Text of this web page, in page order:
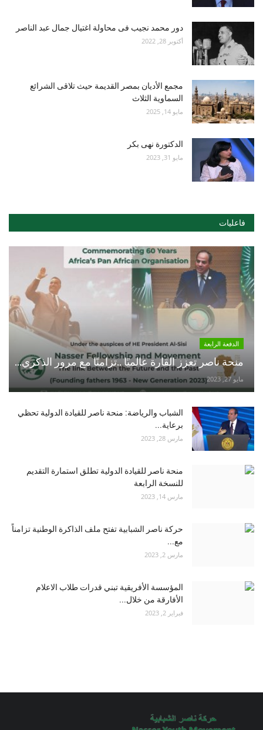
دور محمد نجيب فى محاولة اغتيال جمال عبد الناصر
أكتوبر 28, 2022
مجمع الأديان بمصر القديمة حيث تلاقى الشرائع
السماوية الثلاث
مايو 14, 2025
الدكتورة نهى بكر
مايو 31, 2023
فاعليات
الدفعة الرابعة
منحة ناصر تعزز القارة عالميًا ..تزامنًا مع مرور الذكري...
مايو 27, 2023
الشباب والرياضة: منحة ناصر للقيادة الدولية تحظي
برعاية...
مارس 28, 2023
منحة ناصر للقيادة الدولية تطلق استمارة التقديم
للنسخة الرابعة
مارس 14, 2023
حركة ناصر الشبابية تفتح ملف الذاكرة الوطنية تزامناً
مع...
مارس 2, 2023
المؤسسة الأفريقية تبني قدرات طلاب الاعلام
الأفارقة من خلال...
فبراير 2, 2023